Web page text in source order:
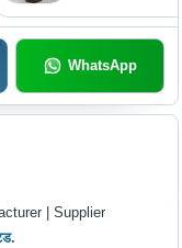
WhatsApp
| Supplier